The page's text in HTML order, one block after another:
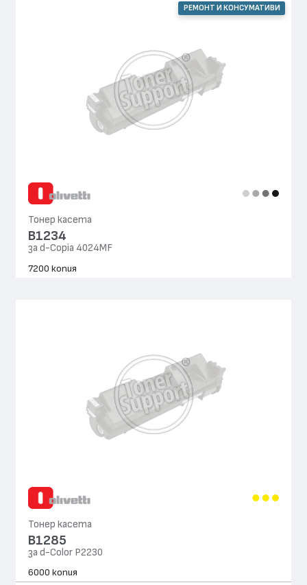
РЕМОНТ И КОНСУМАТИВИ
Тонер касета
B1234
за d-Copia 4024MF
7200 копия
Тонер касета
B1285
за d-Color P2230
6000 копия